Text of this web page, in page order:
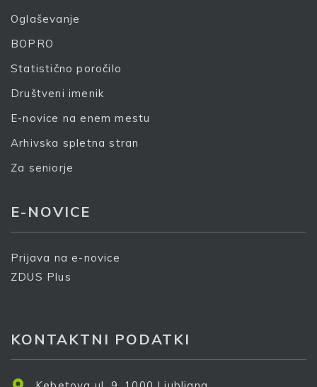
Oglaševanje
BOPRO
Statistično poročilo
Društveni imenik
E-novice na enem mestu
Arhivska spletna stran
Za seniorje
E-NOVICE
Prijava na e-novice
ZDUS Plus
KONTAKTNI PODATKI
podatke obdeluje z namenom prejemanja e-novic